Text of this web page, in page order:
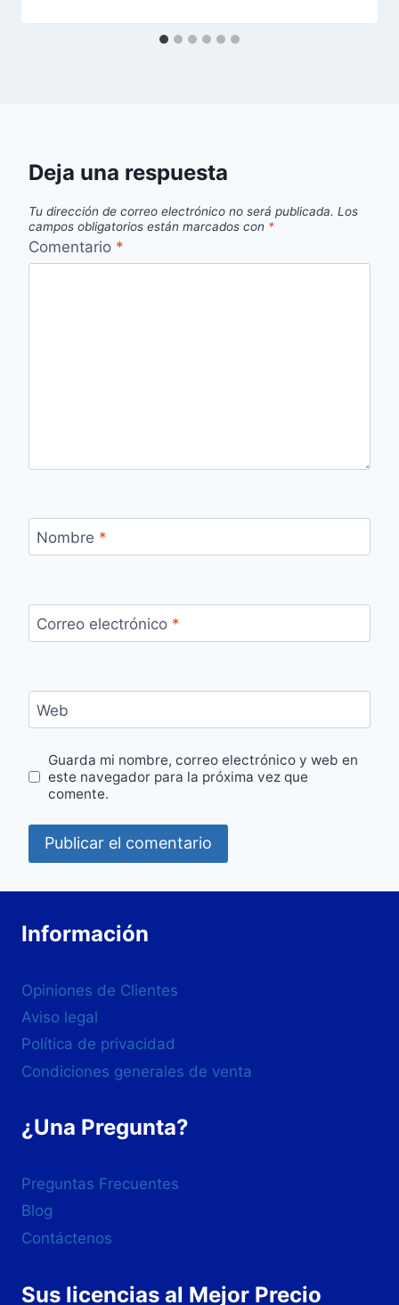
Deja una respuesta
Tu dirección de correo electrónico no será publicada. Los
campos obligatorios están marcados con *
Comentario *
Nombre *
Correo electrónico *
Web
Guarda mi nombre, correo electrónico y web en
este navegador para la próxima vez que
comente.
Información
Opiniones de Clientes
Aviso legal
Política de privacidad
Condiciones generales de venta
¿Una Pregunta?
Preguntas Frecuentes
Blog
Contáctenos
Sus licencias al Mejor Precio